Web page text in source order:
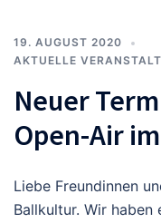
19. AUGUST 2020
AKTUELLE
Neuer
Open-Air
Liebe Freundinnen
Ballkultur. Wir haben